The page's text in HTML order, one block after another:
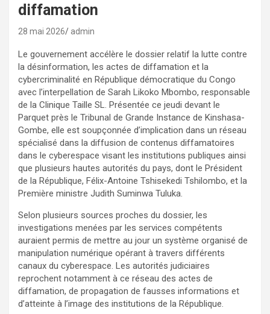
diffamation
28 mai 2026 admin
Le gouvernement accélère le dossier relatif la lutte contre
la désinformation, les actes de diffamation et la
cybercriminalité en République démocratique du Congo
avec l’interpellation de Sarah Likoko Mbombo, responsable
de la Clinique Taille SL. Présentée ce jeudi devant le
Parquet près le Tribunal de Grande Instance de Kinshasa-
Gombe, elle est soupçonnée d’implication dans un réseau
spécialisé dans la diffusion de contenus diffamatoires
dans le cyberespace visant les institutions publiques ainsi
que plusieurs hautes autorités du pays, dont le Président
de la République, Félix-Antoine Tshisekedi Tshilombo, et la
Première ministre Judith Suminwa Tuluka.
Selon plusieurs sources proches du dossier, les
investigations menées par les services compétents
auraient permis de mettre au jour un système organisé de
manipulation numérique opérant à travers différents
canaux du cyberespace. Les autorités judiciaires
reprochent notamment à ce réseau des actes de
diffamation, de propagation de fausses informations et
d’atteinte à l’image des institutions de la République.